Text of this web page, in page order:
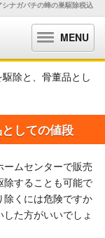
ナガバチの蜂の巣駆除税込
MENU
除と、骨董品とし
しての値段
ムセンターで販売
除することも可能で
くには危険ですか
た方がいいでしょ